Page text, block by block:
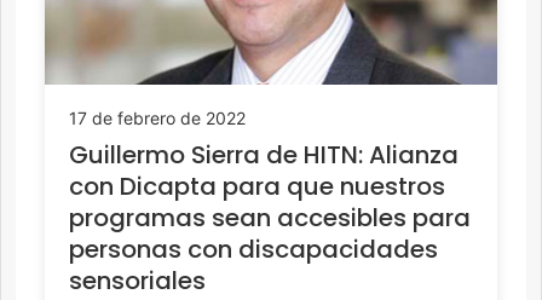
17 de febrero de 2022
Guillermo Sierra de HITN: Alianza
con Dicapta para que nuestros
programas sean accesibles para
personas con discapacidades
sensoriales